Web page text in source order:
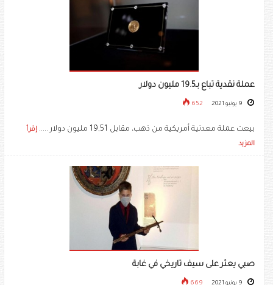
عملة نقدية تباع بـ19.5 مليون دولار
652
بيعت عملة معدنية أمريكية من ذهب، مقابل 19,51 مليون دولار .....
إقرأ
المزيد
صبي يعثر على سيف تاريخي في غابة
669